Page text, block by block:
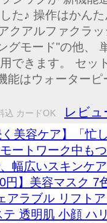
た♪ 操作はかん
クアルファクラ
グモード"の他、
できます。 セッ
能はウォーター
込 カードOK レビュ
く美容ケア】「忙
ートワーク中も
幅広いスキンケ
円】美容マスク 7
アラブル リフト
テ 透明肌 小顔 ハ